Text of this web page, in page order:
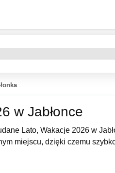
w Jabłonce
Lato, Wakacje 2026 w
miejscu, dzięki czemu